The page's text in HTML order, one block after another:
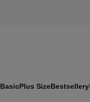
BasicPlus SizeBestsellery